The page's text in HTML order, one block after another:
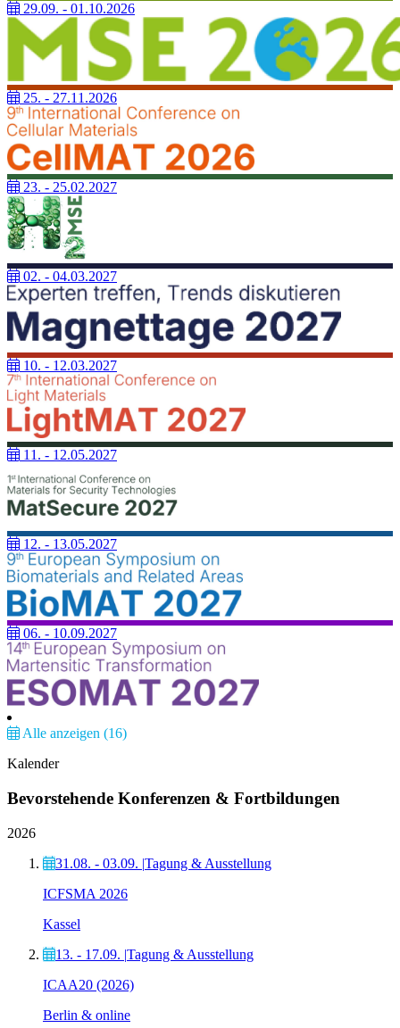
29.09. - 01.10.2026
25. - 27.11.2026
23. - 25.02.2027
02. - 04.03.2027
10. - 12.03.2027
11. - 12.05.2027
12. - 13.05.2027
06. - 10.09.2027
Alle anzeigen (16)
Kalender
Bevorstehende Konferenzen & Fortbildungen
2026
31.08. - 03.09. |Tagung & Ausstellung
ICFSMA 2026
Kassel
13. - 17.09. |Tagung & Ausstellung
ICAA20 (2026)
Berlin & online